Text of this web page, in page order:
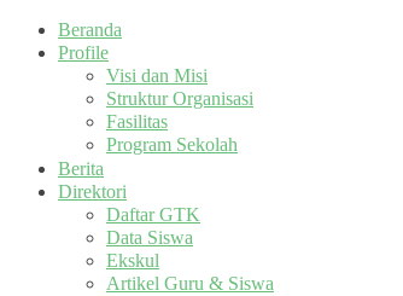
Beranda
Profile
Visi dan Misi
Struktur Organisasi
Fasilitas
Program Sekolah
Berita
Direktori
Daftar GTK
Data Siswa
Ekskul
Artikel Guru & Siswa